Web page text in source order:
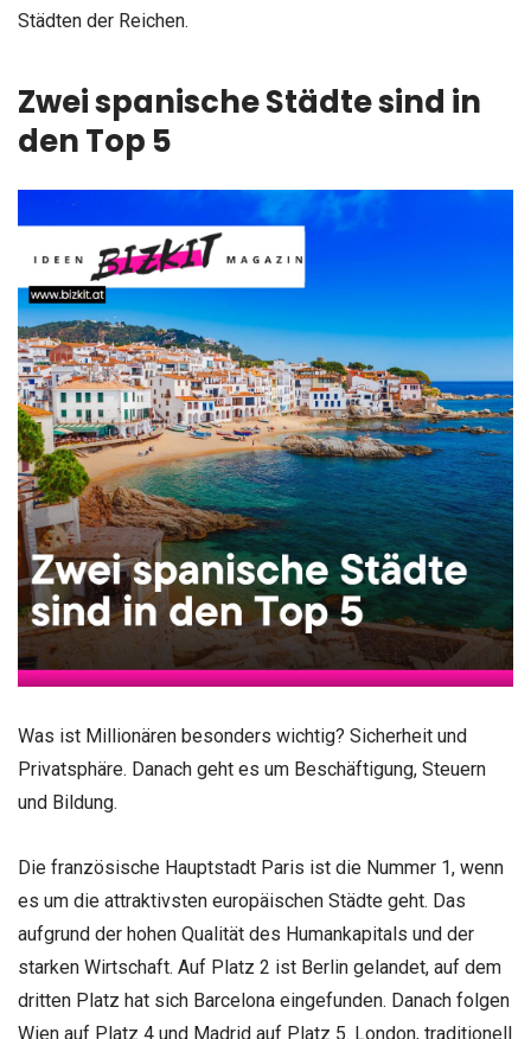
Städten der Reichen.
Zwei spanische Städte sind in
den Top 5
Was ist Millionären besonders wichtig? Sicherheit und
Privatsphäre. Danach geht es um Beschäftigung, Steuern
und Bildung.
Die französische Hauptstadt Paris ist die Nummer 1, wenn
es um die attraktivsten europäischen Städte geht. Das
aufgrund der hohen Qualität des Humankapitals und der
starken Wirtschaft. Auf Platz 2 ist Berlin gelandet, auf dem
dritten Platz hat sich Barcelona eingefunden. Danach folgen
Wien auf Platz 4 und Madrid auf Platz 5. London, traditionell